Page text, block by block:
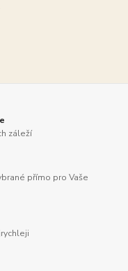
záleží
přímo pro Vaše